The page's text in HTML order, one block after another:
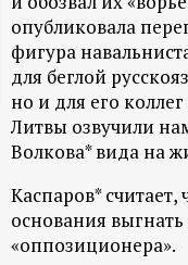
м
а
ц
и
о
опубликовала
фигура
для беглой
но и для его
Литвы озвучили
Волкова* вида на
Каспаров*
основания
«оппозиционера».